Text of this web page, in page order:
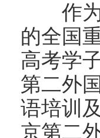
作为
的全国
高考学
第二外
语培训
京第二